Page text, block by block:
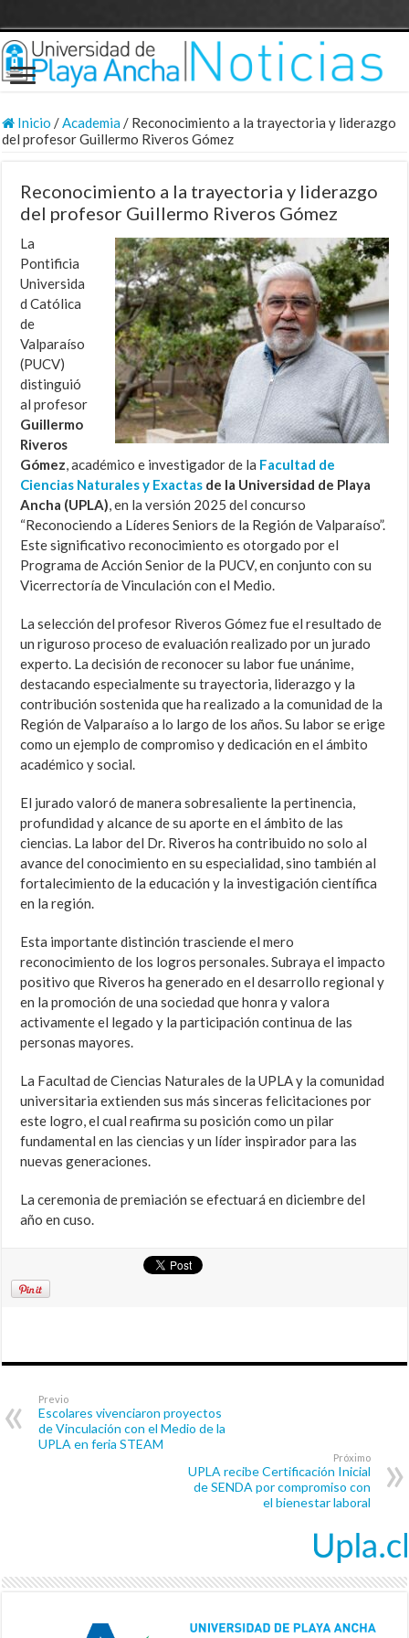
Inicio /Academia/ Reconocimiento a la trayectoria y liderazgo
del profesor Guillermo Riveros Gómez
Reconocimiento a la trayectoria y liderazgo
del profesor Guillermo Riveros Gómez
La
Pontificia
Universida
d Católica
de
Valparaíso
(PUCV)
distinguió
al profesor
Guillermo
Riveros
Gómez, académico e investigador de la Facultad de
Ciencias Naturales y Exactas de la Universidad de Playa
Ancha (UPLA), en la versión 2025 del concurso
“Reconociendo a Líderes Seniors de la Región de Valparaíso”.
Este significativo reconocimiento es otorgado por el
Programa de Acción Senior de la PUCV, en conjunto con su
Vicerrectoría de Vinculación con el Medio.
La selección del profesor Riveros Gómez fue el resultado de
un riguroso proceso de evaluación realizado por un jurado
experto. La decisión de reconocer su labor fue unánime,
destacando especialmente su trayectoria, liderazgo y la
contribución sostenida que ha realizado a la comunidad de la
Región de Valparaíso a lo largo de los años. Su labor se erige
como un ejemplo de compromiso y dedicación en el ámbito
académico y social.
El jurado valoró de manera sobresaliente la pertinencia,
profundidad y alcance de su aporte en el ámbito de las
ciencias. La labor del Dr. Riveros ha contribuido no solo al
avance del conocimiento en su especialidad, sino también al
fortalecimiento de la educación y la investigación científica
en la región.
Esta importante distinción trasciende el mero
reconocimiento de los logros personales. Subraya el impacto
positivo que Riveros ha generado en el desarrollo regional y
en la promoción de una sociedad que honra y valora
activamente el legado y la participación continua de las
personas mayores.
La Facultad de Ciencias Naturales de la UPLA y la comunidad
universitaria extienden sus más sinceras felicitaciones por
este logro, el cual reafirma su posición como un pilar
fundamental en las ciencias y un líder inspirador para las
nuevas generaciones.
La ceremonia de premiación se efectuará en diciembre del
año en cuso.
Previo
Escolares vivenciaron proyectos
de Vinculación con el Medio de la
UPLA en feria STEAM
Próximo
UPLA recibe Certificación Inicial
de SENDA por compromiso con
el bienestar laboral